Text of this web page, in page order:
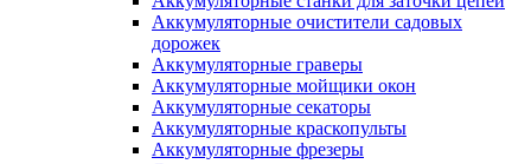
Аккумуляторные очистители садовых
дорожек
Аккумуляторные граверы
Аккумуляторные мойщики окон
Аккумуляторные секаторы
Аккумуляторные краскопульты
Аккумуляторные фрезеры